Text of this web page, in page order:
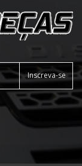
Inscreva-se